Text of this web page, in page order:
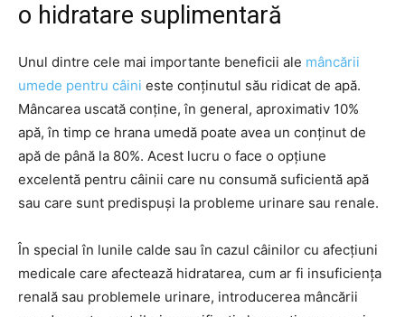
o hidratare suplimentară
Unul dintre cele mai importante beneficii ale mâncării
umede pentru câini este conținutul său ridicat de apă.
Mâncarea uscată conține, în general, aproximativ 10%
apă, în timp ce hrana umedă poate avea un conținut de
apă de până la 80%. Acest lucru o face o opțiune
excelentă pentru câinii care nu consumă suficientă apă
sau care sunt predispuși la probleme urinare sau renale.
În special în lunile calde sau în cazul câinilor cu afecțiuni
medicale care afectează hidratarea, cum ar fi insuficiența
renală sau problemele urinare, introducerea mâncării